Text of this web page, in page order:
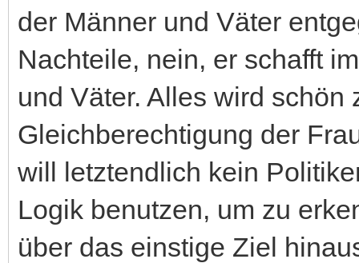
der Männer und Väter
Nachteile, nein, er schafft
und Väter. Alles wird schön
Gleichberechtigung der
will letztendlich kein
Logik benutzen, um zu
über das einstige Ziel